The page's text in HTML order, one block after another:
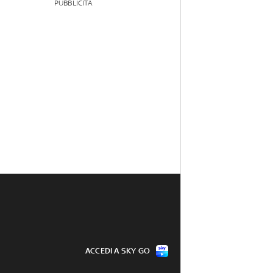
PUBBLICITÀ
ACCEDI A SKY GO